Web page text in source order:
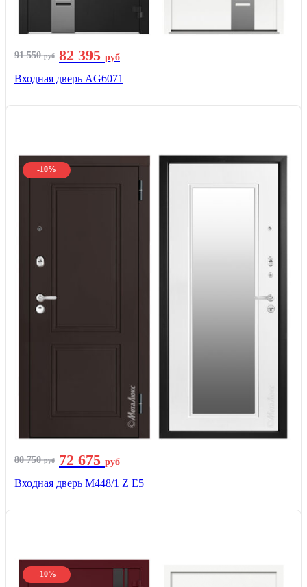
91 550руб 82 395 руб
Входная дверь AG6071
-10%
80 750руб 72 675 руб
Входная дверь М448/1 Z Е5
-10%